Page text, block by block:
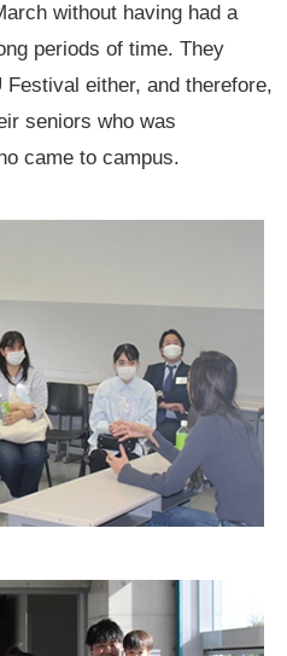
without having had a
periods of time. They
Festival either, and therefore,
seniors who was
came to campus.